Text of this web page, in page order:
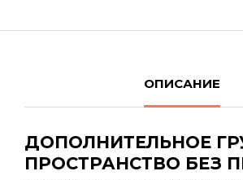
ОПИСАНИЕ
ДОПОЛНИТЕЛЬНОЕ
ПРОСТРАНСТВО БЕЗ